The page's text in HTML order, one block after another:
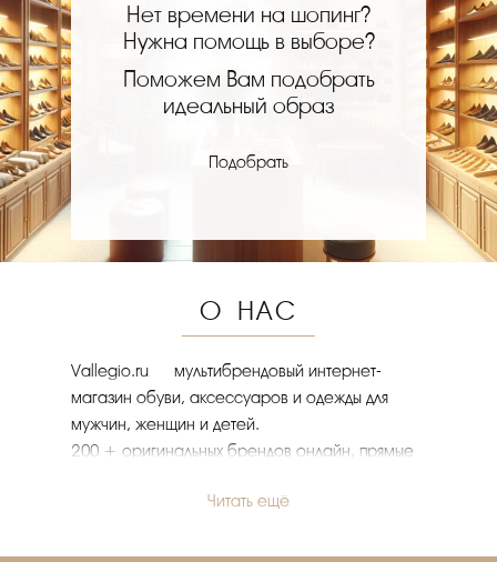
Нет времени на шопинг?
Нужна помощь в выборе?
Поможем Вам подобрать
идеальный образ
Подобрать
О НАС
Vallegio.ru — мультибрендовый интернет-
магазин обуви, аксессуаров и одежды для
мужчин, женщин и детей.
200 + оригинальных брендов онлайн, прямые
(Милан), Испании, Португалии. В интернет-
представлен большой выбор модных брендов.
Читать ещё